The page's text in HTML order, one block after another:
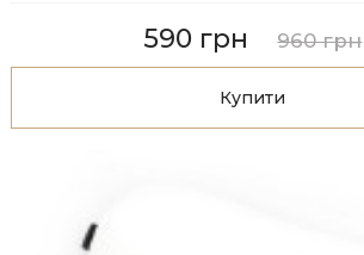
590 грн 960 грн
Купити